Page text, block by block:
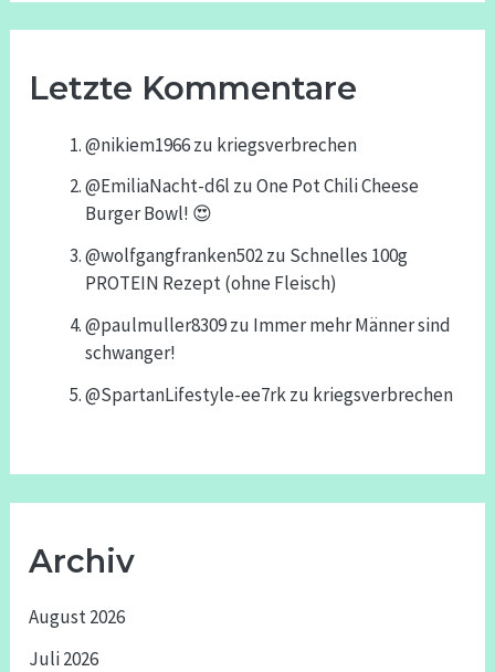
Letzte Kommentare
@nikiem1966zu kriegsverbrechen
@EmiliaNacht-d6l zuOne Pot Chili Cheese
Burger Bowl! 😍
@wolfgangfranken502zu Schnelles 100g
PROTEIN Rezept (ohne Fleisch)
@paulmuller8309zu Immer mehr Männer sind
schwanger!
@SpartanLifestyle-ee7rkzu kriegsverbrechen
Archiv
August 2026
Juli 2026